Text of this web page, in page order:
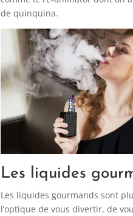
de quinquina.
Les liquides
Les liquides gourmands sont
l’optique de vous divertir, de